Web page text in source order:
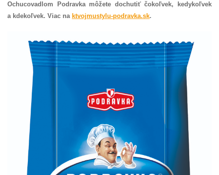
Ochucovadlom Podravka môžete dochutiť čokoľvek, kedykoľvek
a kdekoľvek. Viac na ktvojmustylu-podravka.sk.